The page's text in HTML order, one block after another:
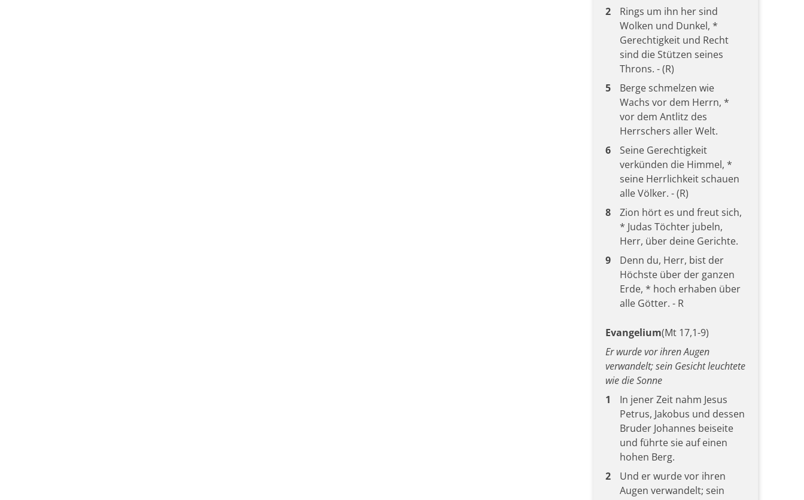
2
Rings um ihn her sind
Wolken und Dunkel, *
Gerechtigkeit und Recht
sind die Stützen seines
Throns. - (R)
5
Berge schmelzen wie
Wachs vor dem Herrn, *
vor dem Antlitz des
Herrschers aller Welt.
6
Seine Gerechtigkeit
verkünden die Himmel, *
seine Herrlichkeit schauen
alle Völker. - (R)
8
Zion hört es und freut sich,
* Judas Töchter jubeln,
Herr, über deine Gerichte.
9
Denn du, Herr, bist der
Höchste über der ganzen
Erde, * hoch erhaben über
alle Götter. - R
Evangelium(Mt 17,1-9)
Er wurde vor ihren Augen
verwandelt; sein Gesicht leuchtete
wie die Sonne
1
In jener Zeit nahm Jesus
Petrus, Jakobus und dessen
Bruder Johannes beiseite
und führte sie auf einen
hohen Berg.
2
Und er wurde vor ihren
Augen verwandelt; sein